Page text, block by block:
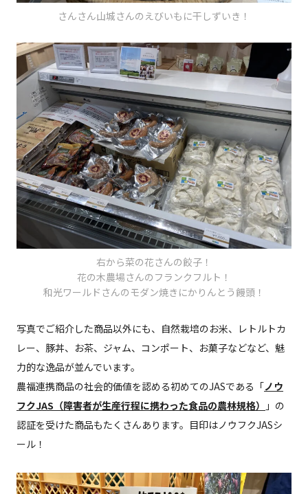
さんさん山城さんのえびいもに干しずいき！
右から菜の花さんの餃子！
花の木農場さんのフランクフルト！
和光ワールドさんのモダン焼きにかりんとう饅頭！
写真でご紹介した商品以外にも、自然栽培のお米、レトルトカ
レー、豚丼、お茶、ジャム、コンポート、お菓子などなど、魅
力的な逸品が並んでいます。
農福連携商品の社会的価値を認める初めてのJASである「ノウ
フクJAS（障害者が生産行程に携わった食品の農林規格）
」の
認証を受けた商品もたくさんあります。目印はノウフクJASシ
ール！